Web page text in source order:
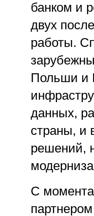
банком и
двух
работы.
Польши и
данных,
страны, и
решений,
С